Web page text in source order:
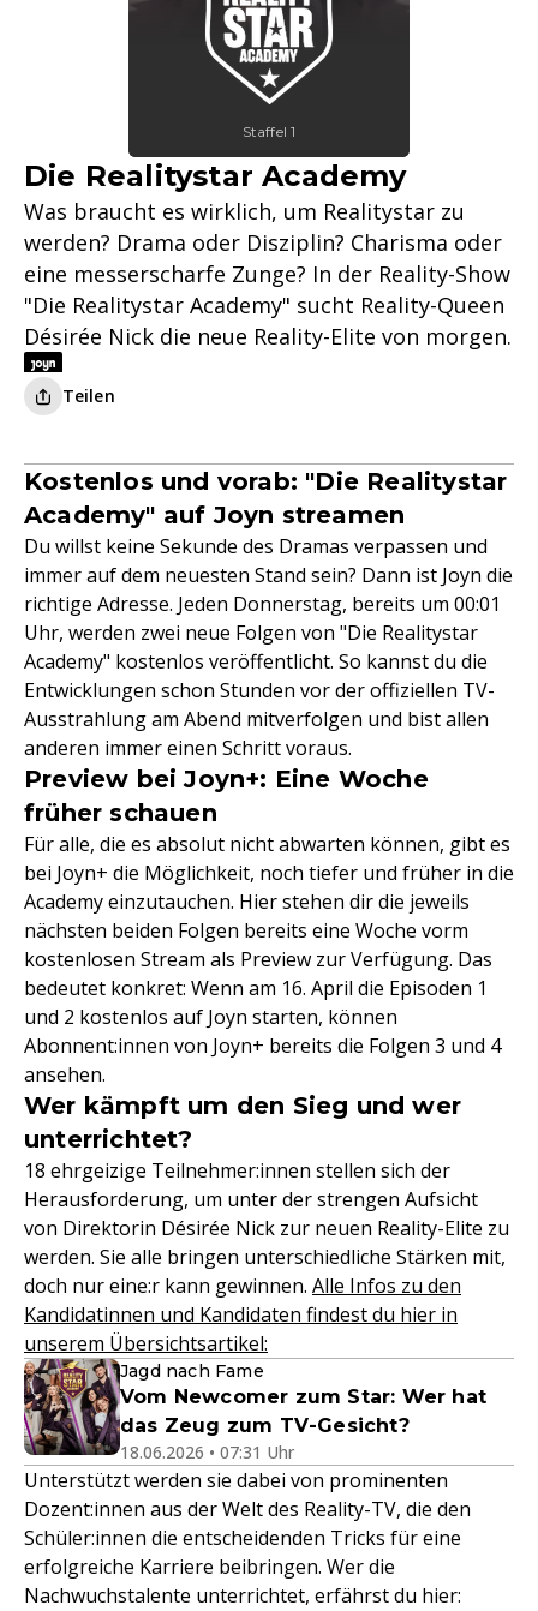
Staffel 1
Die Realitystar Academy
Was braucht es wirklich, um Realitystar zu
werden? Drama oder Disziplin? Charisma oder
eine messerscharfe Zunge? In der Reality-Show
"Die Realitystar Academy" sucht Reality-Queen
Désirée Nick die neue Reality-Elite von morgen.
Teilen
Kostenlos und vorab: "Die Realitystar
Academy" auf Joyn streamen
Du willst keine Sekunde des Dramas verpassen und
immer auf dem neuesten Stand sein? Dann ist Joyn die
richtige Adresse. Jeden Donnerstag, bereits um 00:01
Uhr, werden zwei neue Folgen von "Die Realitystar
Academy" kostenlos veröffentlicht. So kannst du die
Entwicklungen schon Stunden vor der offiziellen TV-
Ausstrahlung am Abend mitverfolgen und bist allen
anderen immer einen Schritt voraus.
Preview bei Joyn+: Eine Woche
früher schauen
Für alle, die es absolut nicht abwarten können, gibt es
bei Joyn+ die Möglichkeit, noch tiefer und früher in die
Academy einzutauchen. Hier stehen dir die jeweils
nächsten beiden Folgen bereits eine Woche vorm
kostenlosen Stream als Preview zur Verfügung. Das
bedeutet konkret: Wenn am 16. April die Episoden 1
und 2 kostenlos auf Joyn starten, können
Abonnent:innen von Joyn+ bereits die Folgen 3 und 4
ansehen.
Wer kämpft um den Sieg und wer
unterrichtet?
18 ehrgeizige Teilnehmer:innen stellen sich der
Herausforderung, um unter der strengen Aufsicht
von Direktorin Désirée Nick zur neuen Reality-Elite zu
werden. Sie alle bringen unterschiedliche Stärken mit,
doch nur eine:r kann gewinnen. Alle Infos zu den
Kandidatinnen und Kandidaten findest du hier in
unserem Übersichtsartikel:
Jagd nach Fame
Vom Newcomer zum Star: Wer hat
das Zeug zum TV-Gesicht?
18.06.2026 • 07:31 Uhr
Unterstützt werden sie dabei von prominenten
Dozent:innen aus der Welt des Reality-TV, die den
Schüler:innen die entscheidenden Tricks für eine
erfolgreiche Karriere beibringen. Wer die
Nachwuchstalente unterrichtet, erfährst du hier: